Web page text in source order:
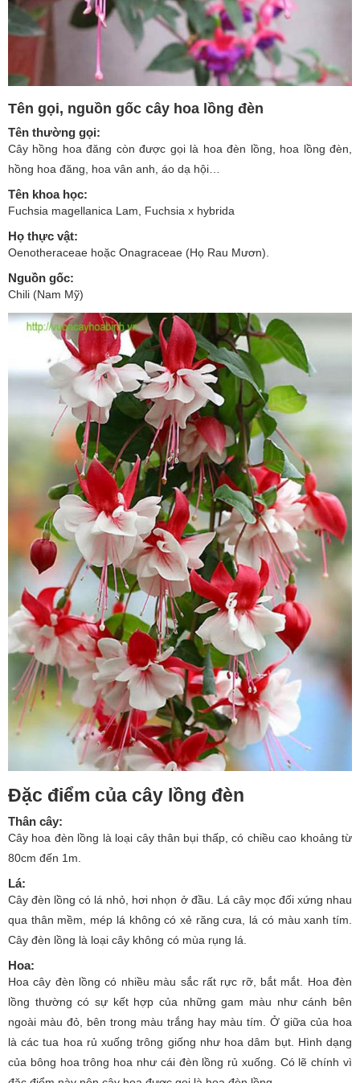
Tên gọi, nguồn gốc cây hoa lồng đèn
Tên thường gọi:
Cây hồng hoa đăng còn được gọi là hoa đèn lồng, hoa lồng đèn,
hồng hoa đăng, hoa vân anh, áo dạ hội…
Tên khoa học:
Fuchsia magellanica Lam, Fuchsia x hybrida
Họ thực vật:
Oenotheraceae hoặc Onagraceae (Họ Rau Mươn).
Nguồn gốc:
Chili (Nam Mỹ)
Đặc điểm của cây lồng đèn
Thân cây:
Cây hoa đèn lồng là loại cây thân bụi thấp, có chiều cao khoảng từ
80cm đến 1m.
Lá:
Cây đèn lồng có lá nhỏ, hơi nhọn ở đầu. Lá cây mọc đối xứng nhau
qua thân mềm, mép lá không có xẻ răng cưa, lá có màu xanh tím.
Cây đèn lồng là loại cây không có mùa rụng lá.
Hoa:
Hoa cây đèn lồng có nhiều màu sắc rất rực rỡ, bắt mắt. Hoa đèn
lồng thường có sự kết hợp của những gam màu như cánh bên
ngoài màu đỏ, bên trong màu trắng hay màu tím. Ở giữa của hoa
là các tua hoa rủ xuống trông giống như hoa dâm bụt. Hình dạng
của bông hoa trông hoa như cái đèn lồng rủ xuống. Có lẽ chính vì